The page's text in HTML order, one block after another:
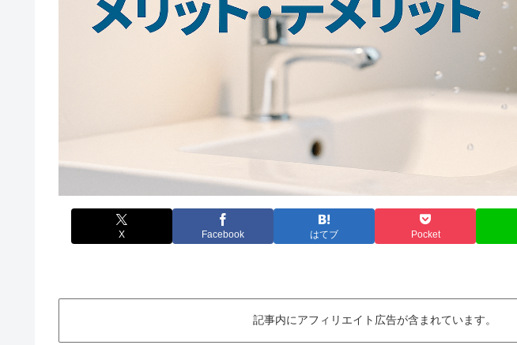
X Facebook はてブ Pocket
記事内にアフィリエイト広告が含まれています。